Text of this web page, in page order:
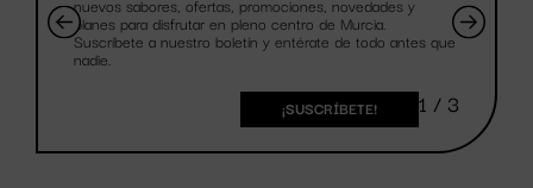
planes para disfrutar en pleno centro de Murcia.
Suscríbete a nuestro boletín y entérate de todo antes que
nadie.
1 / 3
¡SUSCRÍBETE!